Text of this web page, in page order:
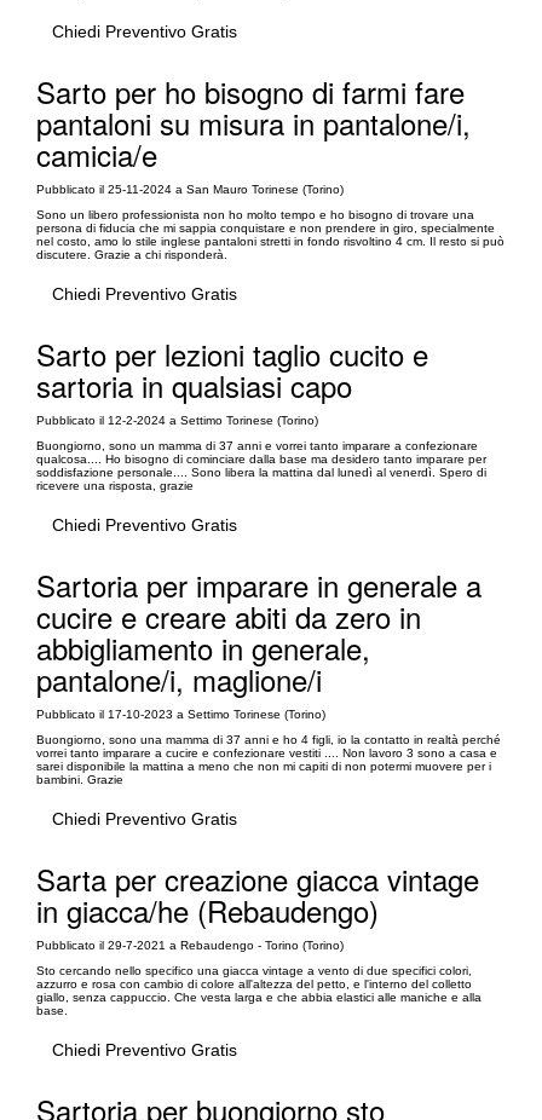
Chiedi Preventivo Gratis
Sarto per ho bisogno di farmi fare
pantaloni su misura in pantalone/i,
camicia/e
Pubblicato il 25-11-2024 a San Mauro Torinese (Torino)
Sono un libero professionista non ho molto tempo e ho bisogno di trovare una
persona di fiducia che mi sappia conquistare e non prendere in giro, specialmente
nel costo, amo lo stile inglese pantaloni stretti in fondo risvoltino 4 cm. Il resto si può
discutere. Grazie a chi risponderà.
Chiedi Preventivo Gratis
Sarto per lezioni taglio cucito e
sartoria in qualsiasi capo
Pubblicato il 12-2-2024 a Settimo Torinese (Torino)
Buongiorno, sono un mamma di 37 anni e vorrei tanto imparare a confezionare
qualcosa.... Ho bisogno di cominciare dalla base ma desidero tanto imparare per
soddisfazione personale.... Sono libera la mattina dal lunedì al venerdì. Spero di
ricevere una risposta, grazie
Chiedi Preventivo Gratis
Sartoria per imparare in generale a
cucire e creare abiti da zero in
abbigliamento in generale,
pantalone/i, maglione/i
Pubblicato il 17-10-2023 a Settimo Torinese (Torino)
Buongiorno, sono una mamma di 37 anni e ho 4 figli, io la contatto in realtà perché
vorrei tanto imparare a cucire e confezionare vestiti .... Non lavoro 3 sono a casa e
sarei disponibile la mattina a meno che non mi capiti di non potermi muovere per i
bambini. Grazie
Chiedi Preventivo Gratis
Sarta per creazione giacca vintage
in giacca/he (Rebaudengo)
Pubblicato il 29-7-2021 a Rebaudengo - Torino (Torino)
Sto cercando nello specifico una giacca vintage a vento di due specifici colori,
azzurro e rosa con cambio di colore all'altezza del petto, e l'interno del colletto
giallo, senza cappuccio. Che vesta larga e che abbia elastici alle maniche e alla
base.
Chiedi Preventivo Gratis
Sartoria per buongiorno sto